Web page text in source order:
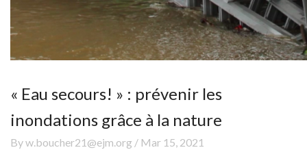
« Eau secours! » : prévenir les
inondations grâce à la nature
By w.boucher21@ejm.org / Mar 15, 2021